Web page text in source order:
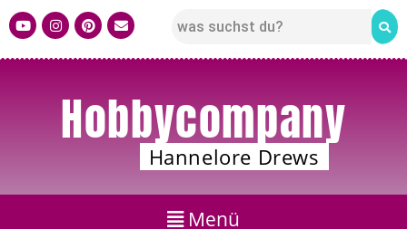
Hobbycompany
Hannelore Drews